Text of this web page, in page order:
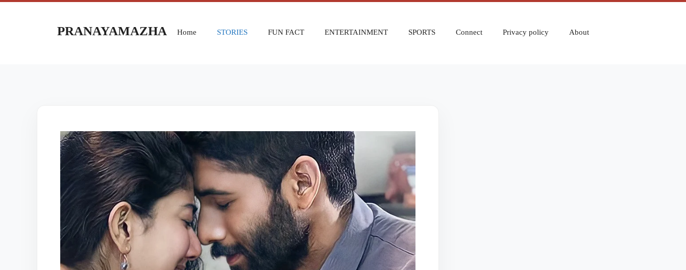
PRANAYAMAZHA Home STORIES FUN FACT ENTERTAINMENT SPORTS Connect Privacy policy About